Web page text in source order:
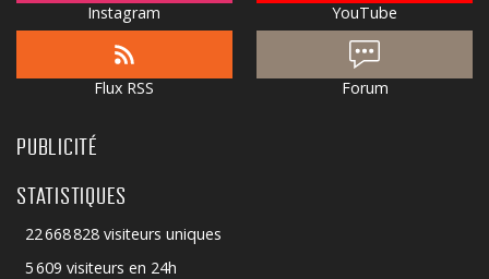
Instagram YouTube
Flux RSS Forum
PUBLICITÉ
STATISTIQUES
22 668 828 visiteurs uniques
5 609 visiteurs en 24h